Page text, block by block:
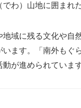
わ）山地に囲まれ
地域に残る文化や自
います。「南外もぐ
が進められています